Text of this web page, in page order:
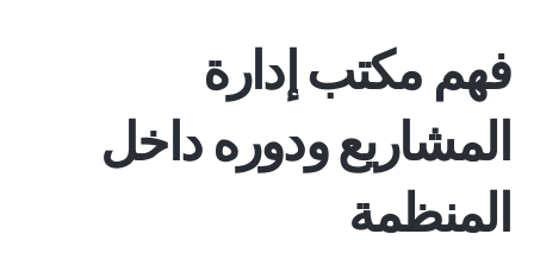
فهم مكتب إدارة
المشاريعودوره داخل
المنظمة